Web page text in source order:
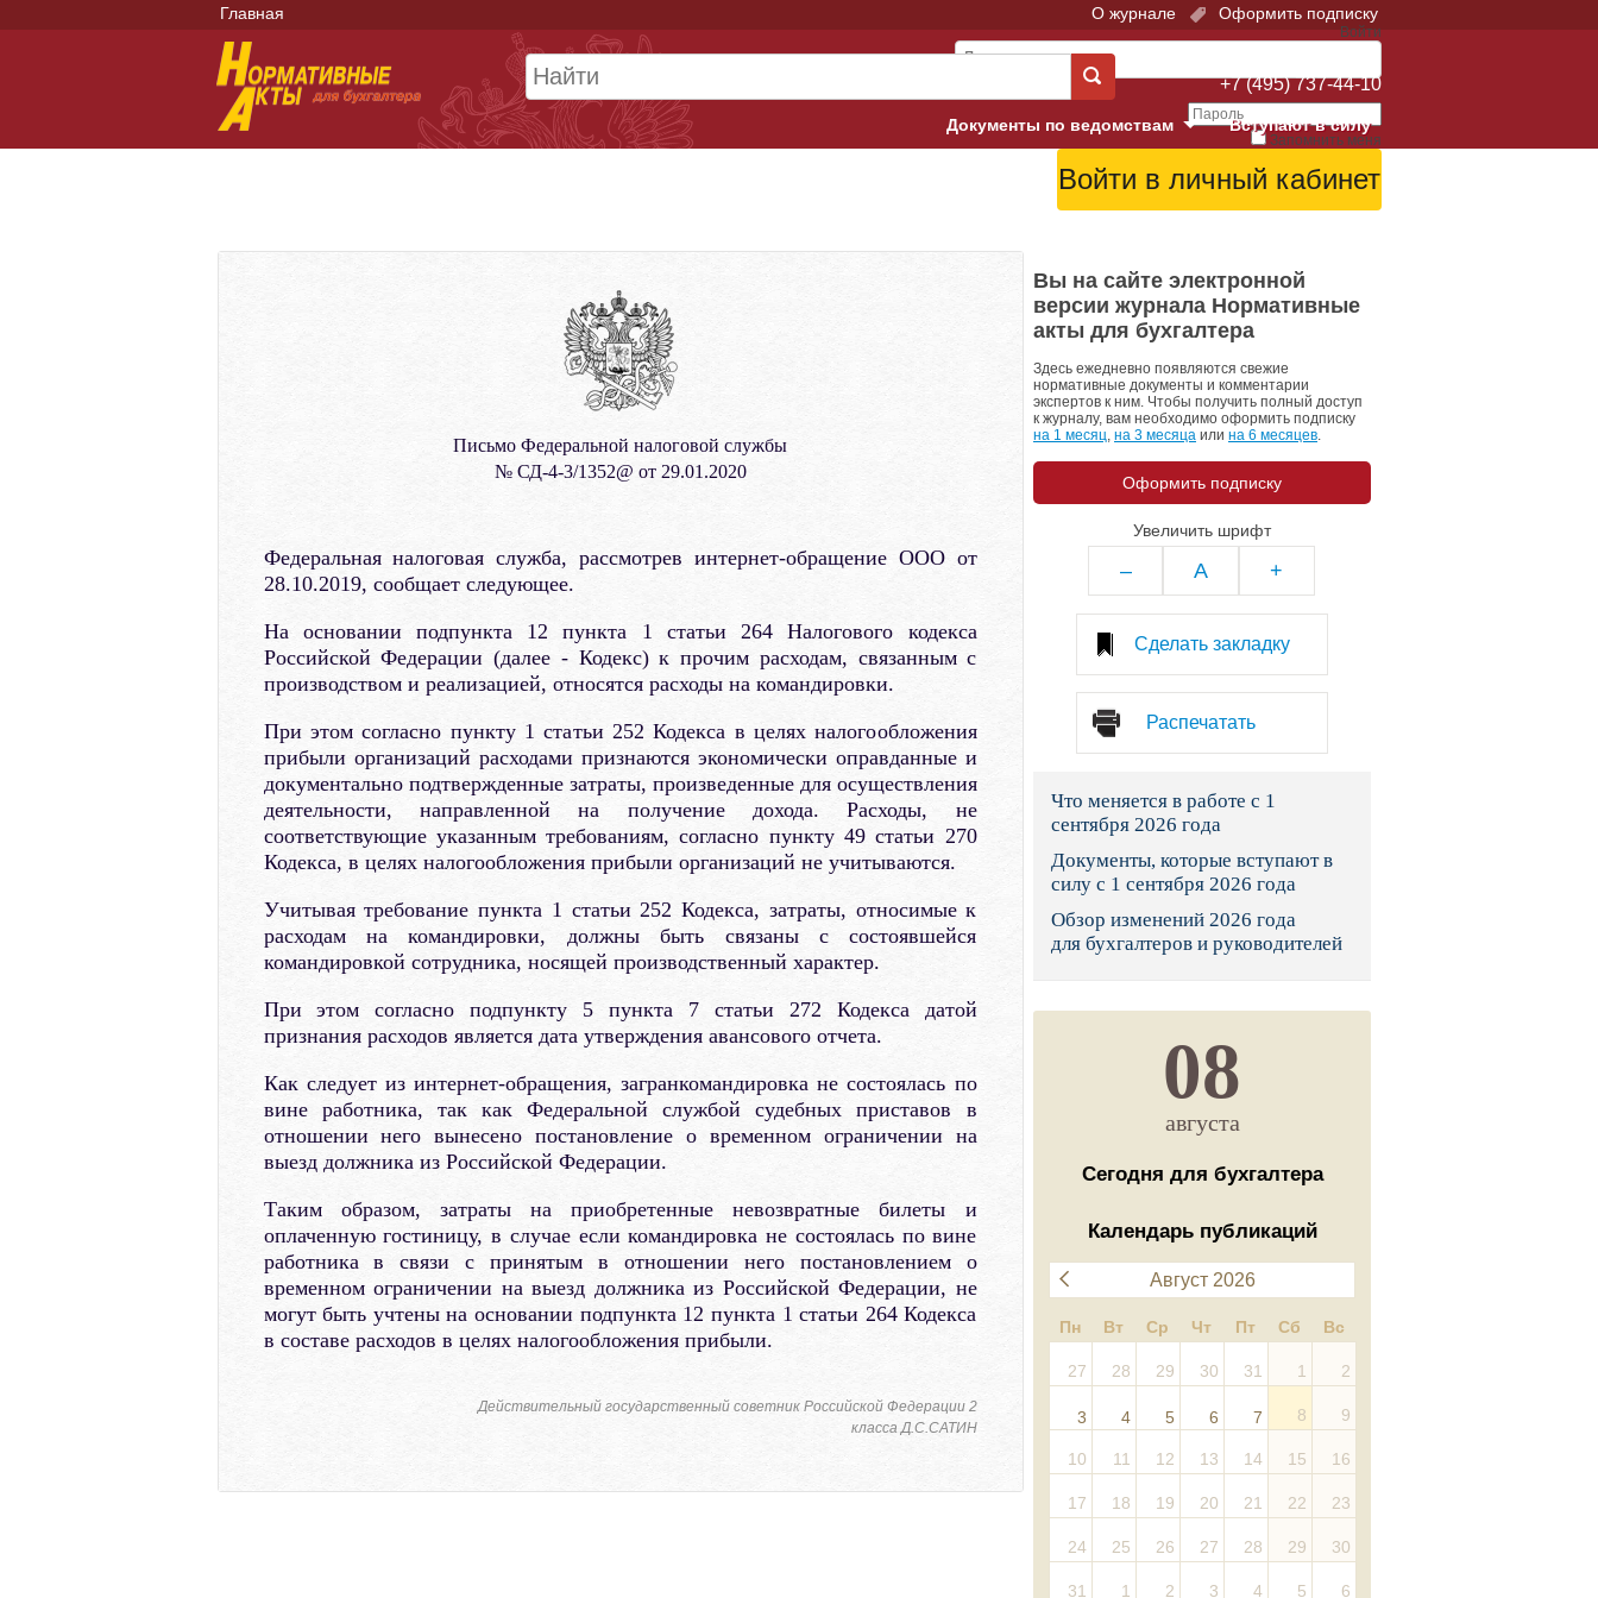
Главная О журнале Оформить подписку
Войти
Запомнить меня
+7 (495) 737-44-10
Вступают в силу
Документы по ведомствам
Арбитражные суды
Верховный Суд
Гострудинспекция в г. Москве
Конституционный Суд
Правительство
Президент: законы и указы
Роструд
Социальный фонд России
Суд общей юрисдикции
Федеральная налоговая служба
Фонд социального страхования
Остальные ведомства
Письмо Федеральной налоговой службы
№ СД-4-3/1352@ от 29.01.2020
Федеральная налоговая служба, рассмотрев интернет-обращение ООО от
28.10.2019, сообщает следующее.
На основании подпункта 12 пункта 1 статьи 264 Налогового кодекса
Российской Федерации (далее - Кодекс) к прочим расходам, связанным с
производством и реализацией, относятся расходы на командировки.
При этом согласно пункту 1 статьи 252 Кодекса в целях налогообложения
прибыли организаций расходами признаются экономически оправданные и
документально подтвержденные затраты, произведенные для осуществления
деятельности, направленной на получение дохода. Расходы, не
соответствующие указанным требованиям, согласно пункту 49 статьи 270
Кодекса, в целях налогообложения прибыли организаций не учитываются.
Учитывая требование пункта 1 статьи 252 Кодекса, затраты, относимые к
расходам на командировки, должны быть связаны с состоявшейся
командировкой сотрудника, носящей производственный характер.
При этом согласно подпункту 5 пункта 7 статьи 272 Кодекса датой
признания расходов является дата утверждения авансового отчета.
Как следует из интернет-обращения, загранкомандировка не состоялась по
вине работника, так как Федеральной службой судебных приставов в
отношении него вынесено постановление о временном ограничении на
выезд должника из Российской Федерации.
Таким образом, затраты на приобретенные невозвратные билеты и
оплаченную гостиницу, в случае если командировка не состоялась по вине
работника в связи с принятым в отношении него постановлением о
временном ограничении на выезд должника из Российской Федерации, не
могут быть учтены на основании подпункта 12 пункта 1 статьи 264 Кодекса
в составе расходов в целях налогообложения прибыли.
Действительный государственный советник Российской Федерации 2
класса Д.С.САТИН
Вы на сайте электронной
версии журнала Нормативные
акты для бухгалтера
Здесь ежедневно появляются свежие
нормативные документы и комментарии
экспертов к ним. Чтобы получить полный доступ
к журналу, вам необходимо оформить подписку
на 1 месяц, на 3 месяца или на 6 месяцев.
Оформить подписку
Увеличить шрифт
– A +
Сделать закладку
Распечатать
Что меняется в работе с 1
сентября 2026 года
Документы, которые вступают в
силу с 1 сентября 2026 года
Обзор изменений 2026 года
для бухгалтеров и руководителей
08
августа
Сегодня для бухгалтера
Календарь публикаций
Август 2026
Пн Вт Ср Чт Пт Сб Вс
27 28 29 30 31 1 2
3 4 5 6 7 8 9
10 11 12 13 14 15 16
17 18 19 20 21 22 23
24 25 26 27 28 29 30
31 1 2 3 4 5 6